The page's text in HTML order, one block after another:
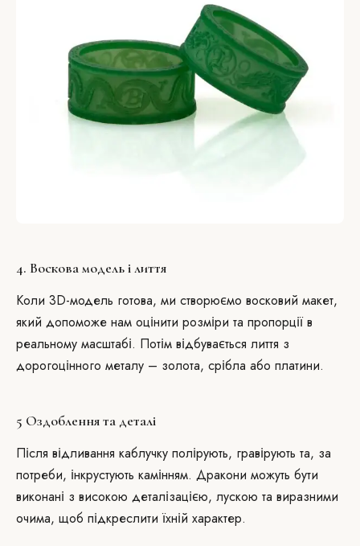
4. Воскова модель і лиття
Коли 3D-модель готова, ми створюємо восковий макет,
який допоможе нам оцінити розміри та пропорції в
реальному масштабі. Потім відбувається лиття з
дорогоцінного металу – золота, срібла або платини.
5 Оздоблення та деталі
Після відливання каблучку полірують, гравірують та, за
потреби, інкрустують камінням. Дракони можуть бути
виконані з високою деталізацією, лускою та виразними
очима, щоб підкреслити їхній характер.